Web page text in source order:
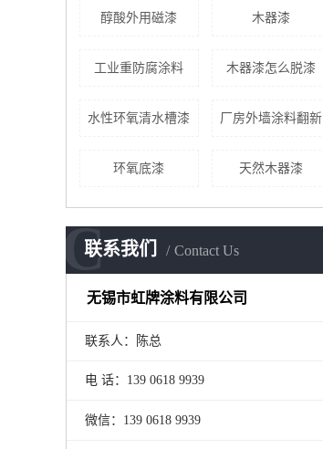
醇酸外用磁漆 木器漆
工业重防腐涂料 木器漆怎么脱漆
水性环氧清水槽漆 厂房外墙涂料翻新
环氧底漆 天然木器漆
联系我们 Contact Us
C
无锡市虹牌涂料有限公司
联系人：陈总
电 话：139 0618 9939
微信：139 0618 9939